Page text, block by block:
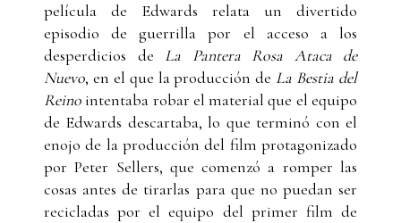
película de Edwards relata un divertido
episodio de guerrilla por el acceso a los
desperdicios de La Pantera Rosa Ataca de
Nuevo, en el que la producción de La Bestia del
Reino intentaba robar el material que el equipo
de Edwards descartaba, lo que terminó con el
enojo de la producción del film protagonizado
por Peter Sellers, que comenzó a romper las
cosas antes de tirarlas para que no puedan ser
recicladas por el equipo del primer film de